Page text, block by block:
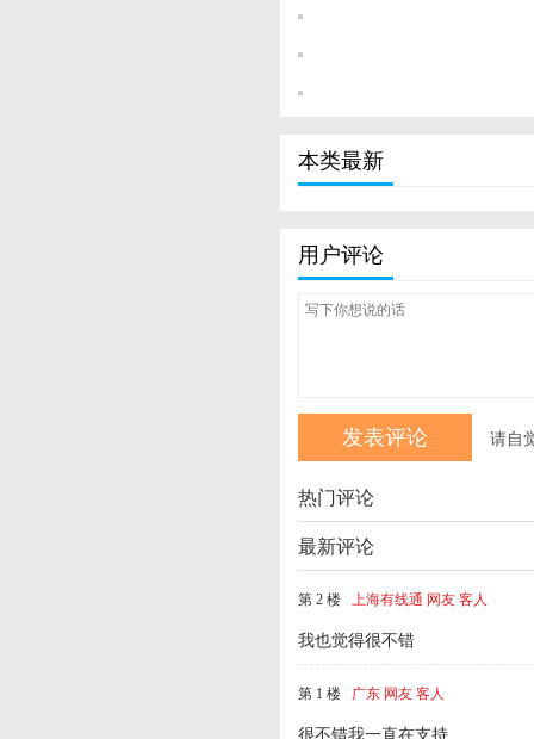
本类最新
用户评论
请自
热门评论
最新评论
第 2 楼 上海有线通 网友 客人
我也觉得很不错
第 1 楼 广东 网友 客人
很不错我一直在支持